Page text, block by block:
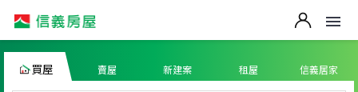
買屋 賣屋 新建案 租屋 信義居家